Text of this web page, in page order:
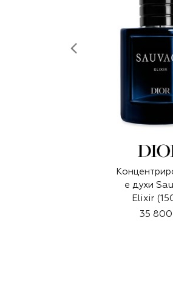
е духи
Elixir
35